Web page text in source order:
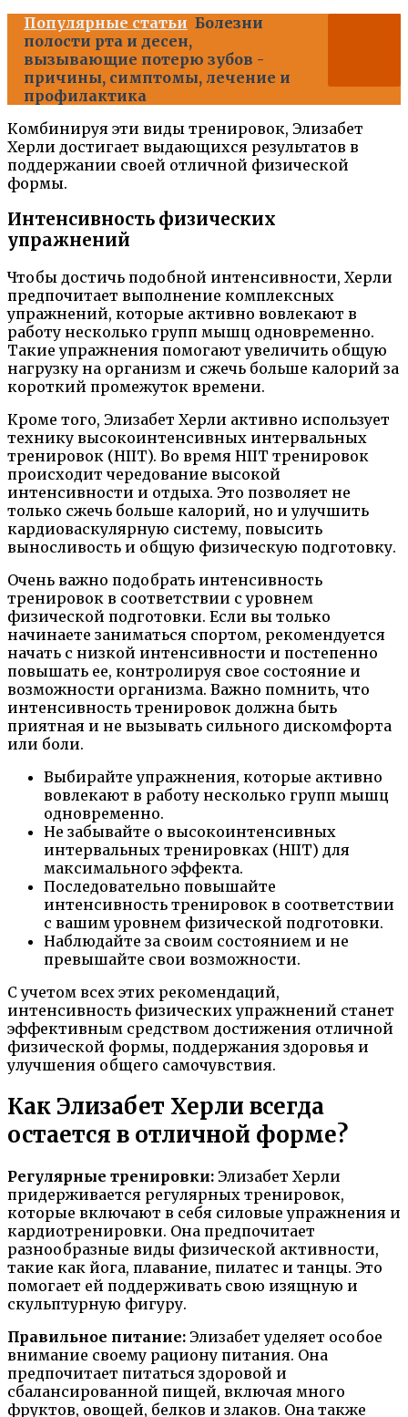
Популярные статьи Болезни
полости рта и десен,
вызывающие потерю зубов -
причины, симптомы, лечение и
профилактика
Комбинируя эти виды тренировок, Элизабет
Херли достигает выдающихся результатов в
поддержании своей отличной физической
формы.
Интенсивность физических
упражнений
Чтобы достичь подобной интенсивности, Херли
предпочитает выполнение комплексных
упражнений, которые активно вовлекают в
работу несколько групп мышц одновременно.
Такие упражнения помогают увеличить общую
нагрузку на организм и сжечь больше калорий за
короткий промежуток времени.
Кроме того, Элизабет Херли активно использует
технику высокоинтенсивных интервальных
тренировок (HIIT). Во время HIIT тренировок
происходит чередование высокой
интенсивности и отдыха. Это позволяет не
только сжечь больше калорий, но и улучшить
кардиоваскулярную систему, повысить
выносливость и общую физическую подготовку.
Очень важно подобрать интенсивность
тренировок в соответствии с уровнем
физической подготовки. Если вы только
начинаете заниматься спортом, рекомендуется
начать с низкой интенсивности и постепенно
повышать ее, контролируя свое состояние и
возможности организма. Важно помнить, что
интенсивность тренировок должна быть
приятная и не вызывать сильного дискомфорта
или боли.
Выбирайте упражнения, которые активно
вовлекают в работу несколько групп мышц
одновременно.
Не забывайте о высокоинтенсивных
интервальных тренировках (HIIT) для
максимального эффекта.
Последовательно повышайте
интенсивность тренировок в соответствии
с вашим уровнем физической подготовки.
Наблюдайте за своим состоянием и не
превышайте свои возможности.
С учетом всех этих рекомендаций,
интенсивность физических упражнений станет
эффективным средством достижения отличной
физической формы, поддержания здоровья и
улучшения общего самочувствия.
Как Элизабет Херли всегда
остается в отличной форме?
Регулярные тренировки: Элизабет Херли
придерживается регулярных тренировок,
которые включают в себя силовые упражнения и
кардиотренировки. Она предпочитает
разнообразные виды физической активности,
такие как йога, плавание, пилатес и танцы. Это
помогает ей поддерживать свою изящную и
скульптурную фигуру.
Правильное питание: Элизабет уделяет особое
внимание своему рациону питания. Она
предпочитает питаться здоровой и
сбалансированной пищей, включая много
фруктов, овощей, белков и злаков. Она также